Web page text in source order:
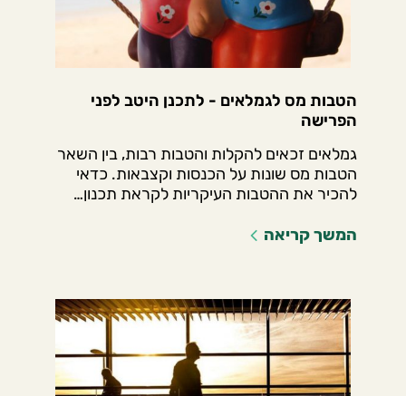
הטבות מס לגמלאים - לתכנן היטב לפני
הפרישה
גמלאים זכאים להקלות והטבות רבות, בין השאר
הטבות מס שונות על הכנסות וקצבאות. כדאי
להכיר את ההטבות העיקריות לקראת תכנון…
המשך קריאה